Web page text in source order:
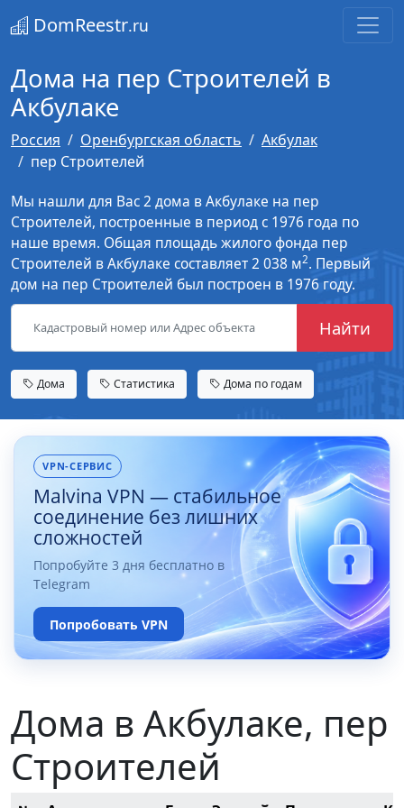
DomReestr.ru
Дома на пер Строителей в
Акбулаке
Россия Оренбургская область
Акбулак
пер Строителей
Мы нашли для Вас 2 дома в Акбулаке на пер
Строителей, построенные в период с 1976 года по
наше время. Общая площадь жилого фонда пер
Строителей в Акбулаке составляет 2 038 м2. Первый
дом на пер Строителей был построен в 1976 году.
Найти
Дома Статистика Дома по годам
VPN-СЕРВИС
Malvina VPN — стабильное
соединение без лишних
сложностей
Попробуйте 3 дня бесплатно в
Telegram
Попробовать VPN
Дома в Акбулаке, пер
Строителей